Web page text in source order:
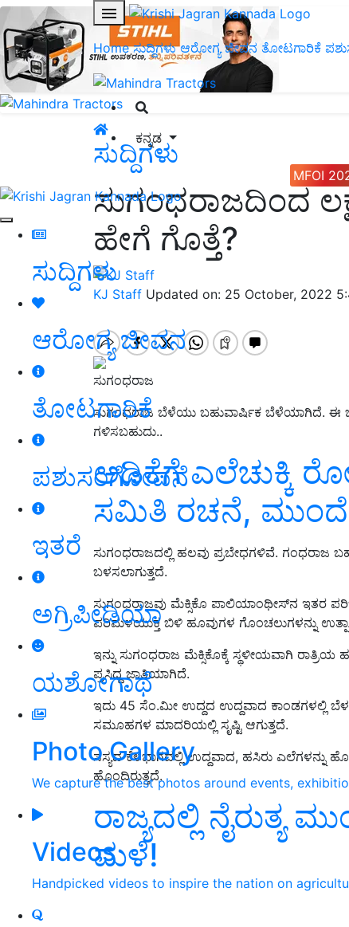
Home ಸುದ್ದಿಗಳು ಆರೋಗ್ಯ ಜೀವನ ತೋಟಗಾರಿಕೆ
ಕನ್ನಡ
MFOI
ಸುದ್ದಿಗಳು
ಆರೋಗ್ಯ ಜೀವನ
ತೋಟಗಾರಿಕೆ
ಪಶುಸಂಗೋಪನೆ
ಇತರೆ
ಅಗ್ರಿಪೀಡಿಯಾ
ಯಶೋಗಾಥೆ
Photo Gallery
We capture the best photos around events,
Videos
Handpicked videos to inspire the nation on
ಸುದ್ದಿಗಳು
ಸುಗಂಧರಾಜದಿಂದ
ಹೇಗೆ ಗೊತ್ತೆ?
KJ Staff Updated on: 25 October, 2022
ಸುಗಂಧರಾಜ
ಸುಗಂಧರಾಜ ಬೆಳೆಯು ಬಹುವಾರ್ಷಿಕ ಬೆಳೆಯಾಗಿದೆ. ಈ
ಗಳಿಸಬಹುದು..
ಅಡಿಕೆಗೆ ಎಲೆಚುಕ್ಕಿ
ಸಮಿತಿ ರಚನೆ,
ಸುಗಂಧರಾಜದಲ್ಲಿ ಹಲವು ಪ್ರಬೇಧಗಳಿವೆ. ಗಂಧರಾಜ
ಬಳಸಲಾಗುತ್ತದೆ.
ಸುಗಂಧರಾಜವು ಮೆಕ್ಸಿಕೊ ಪಾಲಿಯಾಂಥೀಸ್‍ನ ಇತರ
ಪರಿಮಳಯುಕ್ತ ಬಿಳಿ ಹೂವುಗಳ ಗೊಂಚಲುಗಳನ್ನು
ಇನ್ನು ಸುಗಂಧರಾಜ ಮೆಕ್ಸಿಕೊಕ್ಕೆ ಸ್ಥಳೀಯವಾಗಿ
ಪ್ರಸಿದ್ಧ ಜಾತಿಯಾಗಿದೆ.
ಇದು 45 ಸೆಂ.ಮೀ ಉದ್ದದ ಉದ್ದವಾದ ಕಾಂಡ‌ಗಳಲ್ಲಿ
ಸಮೂಹಗಳ ಮಾದರಿಯಲ್ಲಿ ಸೃಷ್ಟಿ ಆಗುತ್ತದೆ.
ಸಸ್ಯದ ಕೆಳಭಾಗದಲ್ಲಿ ಉದ್ದವಾದ, ಹಸಿರು ಎಲೆಗಳನ್ನು
ಹೊಂದಿರುತ್ತದೆ.
ರಾಜ್ಯದಲ್ಲಿ ನೈರುತ್ಯ
ಮಳೆ!